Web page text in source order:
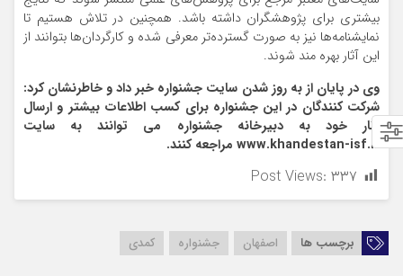
بیشتری برای پژوهشگران داشته باشد. همچنین در تلاش هستیم تا
نمایشنامه‌ها نیز به صورت گسترده‌تر معرفی شده و کارگردان‌ها بتوانند از
این آثار بهره مند شوند.
وی در پایاناز به روز شدن سایت جشنواره خبر دادو خاطرنشان کرد:
شرکت کنندگان در این جشنواره برای کسب اطلاعات بیشتر و ارسال
آثار خود به دبیرخانه جشنواره می توانند به سایت
www.khandestan-isf.ir مراجعه کنند.
Post Views: ۳۳۷
برچسب ها اصفهان جشنواره کمدی